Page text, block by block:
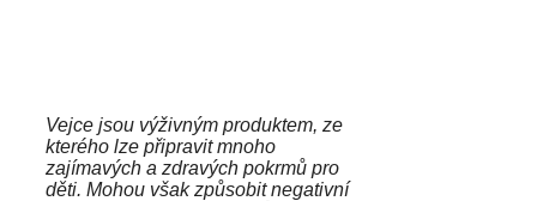
Vejce jsou výživným produktem, ze
kterého lze připravit mnoho
zajímavých a zdravých pokrmů pro
děti. Mohou však způsobit negativní